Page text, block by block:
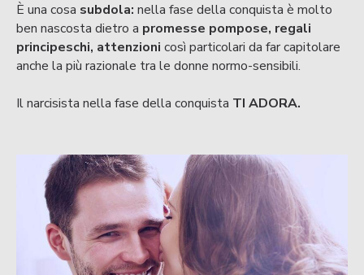
È una cosa subdola: nella fase della conquista è molto
ben nascosta dietro a promesse pompose, regali
principeschi, attenzioni così particolari da far capitolare
anche la più razionale tra le donne normo-sensibili.
Il narcisista nella fase della conquista TI ADORA.